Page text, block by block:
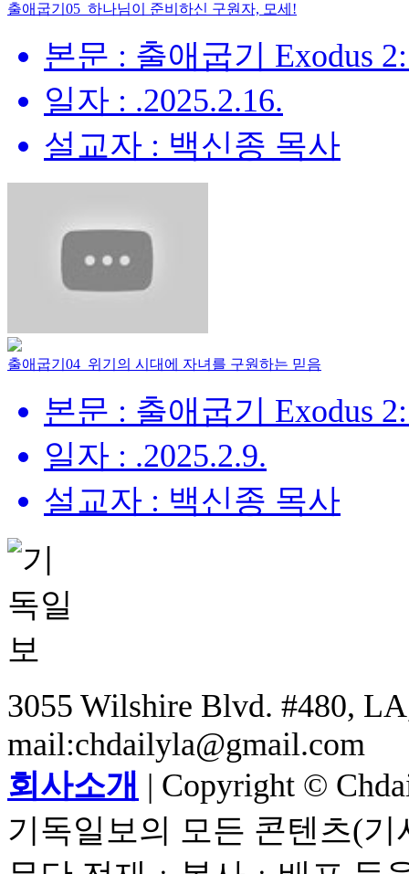
출애굽기05_하나님이 준비하신 구원자, 모세!
본문 : 출애굽기 Exodus
일자 : .2025.2.16.
설교자 : 백신종 목사
출애굽기04_위기의 시대에 자녀를 구원하는 믿음
본문 : 출애굽기 Exodus
일자 : .2025.2.9.
설교자 : 백신종 목사
3055 Wilshire Blvd. #480,
mail:chdailyla@gmail.com
회사소개 | Copyright ©
기독일보의 모든 콘텐츠(